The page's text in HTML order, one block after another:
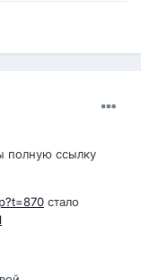
полную ссылку
стало